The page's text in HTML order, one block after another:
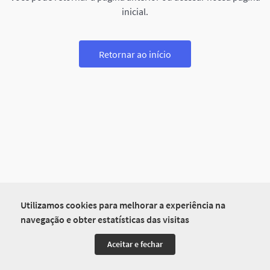
Utilizamos cookies para melhorar a experiência na
navegação e obter estatísticas das visitas
Aceitar e fechar
inicial.
Retornar ao início